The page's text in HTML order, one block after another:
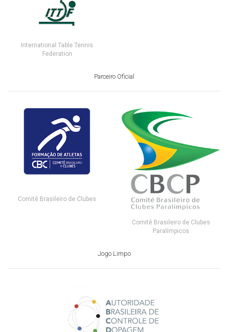
International Table Tennis
Federation
Parceiro Oficial
Comitê Brasileiro de Clubes
Comitê Brasileiro de Clubes
Paralímpicos
Jogo Limpo